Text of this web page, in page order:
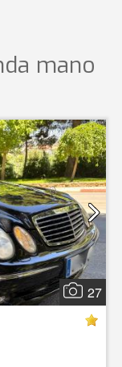
mano
27